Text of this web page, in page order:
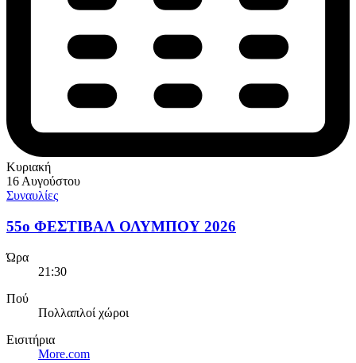
Κυριακή
16 Αυγούστου
Συναυλίες
55ο ΦΕΣΤΙΒΑΛ ΟΛΥΜΠΟΥ 2026
Ώρα
21:30
Πού
Πολλαπλοί χώροι
Εισιτήρια
More.com